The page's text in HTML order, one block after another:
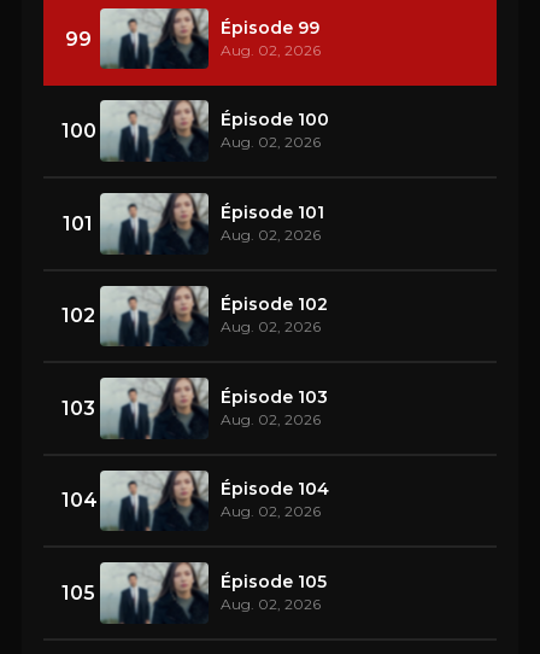
99 Épisode 99
Aug. 02, 2026
100 Épisode 100
Aug. 02, 2026
101 Épisode 101
Aug. 02, 2026
102 Épisode 102
Aug. 02, 2026
103 Épisode 103
Aug. 02, 2026
104 Épisode 104
Aug. 02, 2026
105 Épisode 105
Aug. 02, 2026